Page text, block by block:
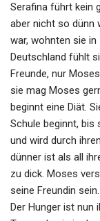
Serafina führt kein
aber nicht so dünn
war, wohnten sie in
Deutschland fühlt
Freunde, nur
sie mag Moses
beginnt eine Diät.
Schule beginnt, bis
und wird durch
dünner ist als all
zu dick. Moses
seine Freundin
Der Hunger ist nun